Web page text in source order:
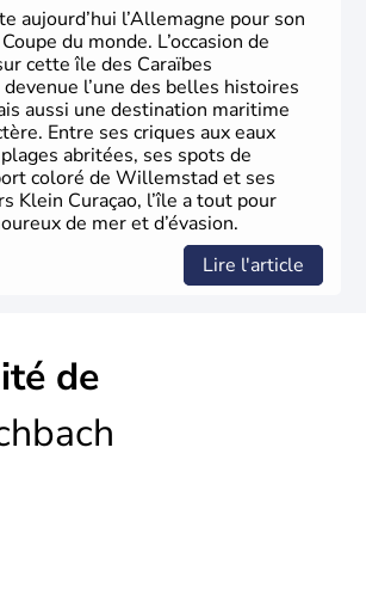
aujourd’hui l’Allemagne pour son
du monde. L’occasion de
cette île des Caraïbes
l’une des belles histoires
aussi une destination maritime
Entre ses criques aux eaux
abritées, ses spots de
coloré de Willemstad et ses
Klein Curaçao, l’île a tout pour
de mer et d’évasion.
Lire l'article
de